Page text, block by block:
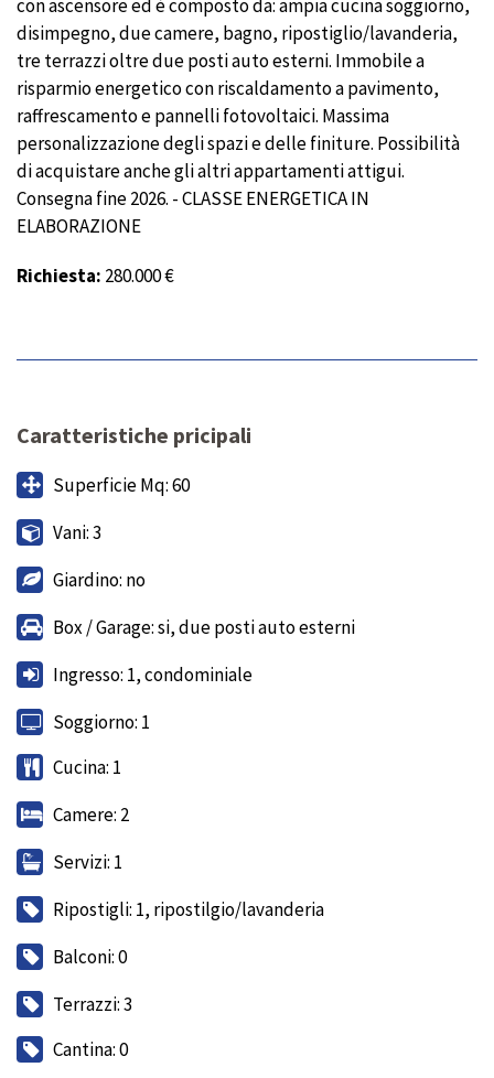
con ascensore ed è composto da: ampia cucina soggiorno,
disimpegno, due camere, bagno, ripostiglio/lavanderia,
tre terrazzi oltre due posti auto esterni. Immobile a
risparmio energetico con riscaldamento a pavimento,
raffrescamento e pannelli fotovoltaici. Massima
personalizzazione degli spazi e delle finiture. Possibilità
di acquistare anche gli altri appartamenti attigui.
Consegna fine 2026. - CLASSE ENERGETICA IN
ELABORAZIONE
Richiesta: 280.000 €
Caratteristiche pricipali
Superficie Mq: 60
Vani: 3
Giardino: no
Box / Garage: si, due posti auto esterni
Ingresso: 1, condominiale
Soggiorno: 1
Cucina: 1
Camere: 2
Servizi: 1
Ripostigli: 1, ripostilgio/lavanderia
Balconi: 0
Terrazzi: 3
Cantina: 0